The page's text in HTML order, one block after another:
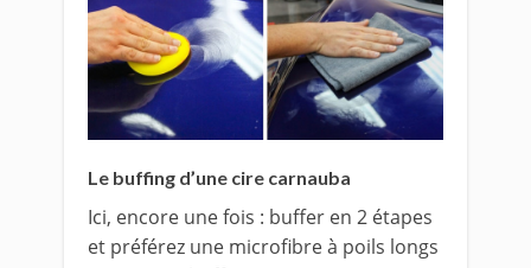
Le buffing d’une cire carnauba
Ici, encore une fois : buffer en 2 étapes
et préférez une microfibre à poils longs